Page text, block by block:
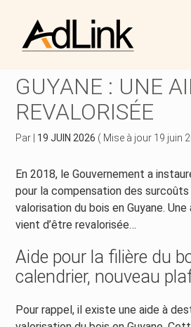
Aller
au
Créer et reprendre une activité
Développer votre entreprise
Construire votre patrimoine
Être prêt pour la facturation électronique
Piloter votre gestion
Gérer vos ressources humaines
Dématérialiser vos documents
GUYANE : UNE
REVALORISÉE
Par 19 JUIN 2026 ( Mise à jour 19 juin
En 2018, le Gouvernement a
pour la compensation des
valorisation du bois en Guyane.
vient d’être revalorisée…
Aide pour la filière du
calendrier, nouveau
Pour rappel, il existe une aide à